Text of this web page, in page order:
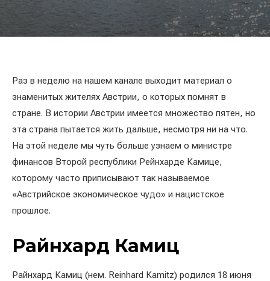
Раз в неделю на нашем канале выходит материал о
знаменитых жителях Австрии, о которых помнят в
стране. В истории Австрии имеется множество пятен, но
эта страна пытается жить дальше, несмотря ни на что.
На этой неделе мы чуть больше узнаем о министре
финансов Второй республики Рейнхарде Камице,
которому часто приписывают так называемое
«Австрийское экономическое чудо» и нацистское
прошлое.
Райнхард Камиц
Райнхард Камиц (нем. Reinhard Kamitz) родился 18 июня